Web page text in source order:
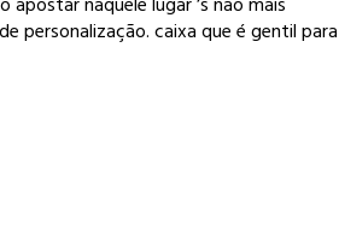
personalização. caixa ​​que é gentil para